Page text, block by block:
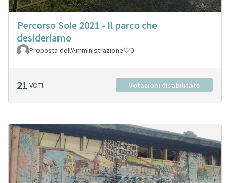
Percorso Sole 2021 - Il parco che
desideriamo
Proposta dell'Amministrazione 0
21 VOTI Votazioni disabilitate